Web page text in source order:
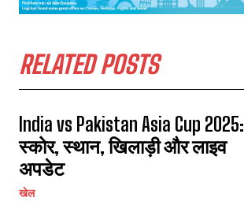
RELATED POSTS
India vs Pakistan Asia Cup 2025:
स्कोर, स्थान, खिलाड़ी और लाइव
अपडेट
खेल